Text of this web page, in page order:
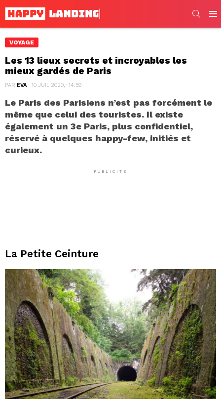
VOYAGE
Les 13 lieux secrets et incroyables les
mieux gardés de Paris
PAR EVA 10 JUIL 2020, · 14:59
Le Paris des Parisiens n’est pas forcément le
même que celui des touristes. Il existe
également un 3e Paris, plus confidentiel,
réservé à quelques happy-few, initiés et
curieux.
PUBLICITÉ
La Petite Ceinture